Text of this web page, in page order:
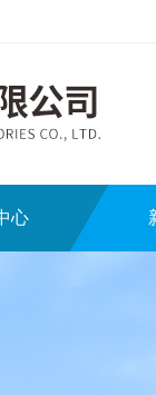
心